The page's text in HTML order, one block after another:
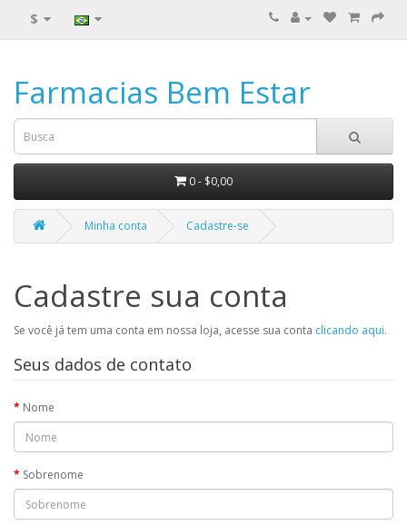
$
Farmacias Bem Estar
0 - $0,00
Minha conta Cadastre-se
Cadastre sua conta
Se você já tem uma conta em nossa loja, acesse sua conta clicando aqui.
Seus dados de contato
Nome
Sobrenome